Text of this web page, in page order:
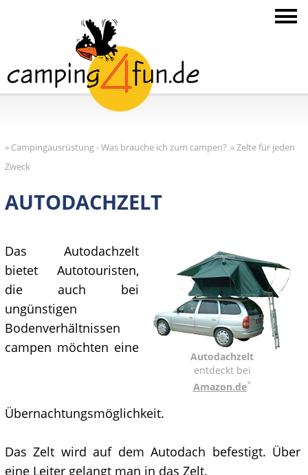
» Campingausrüstung - Was brauche ich zum campen? »Zelte für jeden
Zweck
AUTODACHZELT
Autodachzelt
entdeckt bei
Amazon.de*
Das Autodachzelt
bietet Autotouristen,
die auch bei
ungünstigen
Bodenverhältnissen
campen möchten eine
Übernachtungsmöglichkeit.
Das Zelt wird auf dem Autodach befestigt. Über
eine Leiter gelangt man in das Zelt.